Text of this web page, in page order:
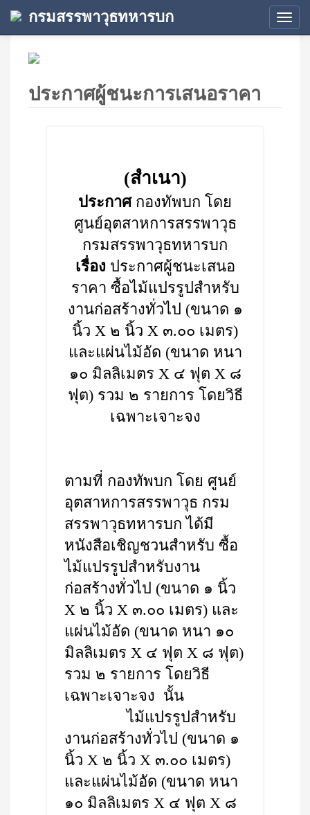
กรมสรรพาวุธทหารบก
ประกาศผู้ชนะการเสนอราคา
(สำเนา)
ประกาศกองทัพบก โดย
ศูนย์อุตสาหการสรรพาวุธ
กรมสรรพาวุธทหารบก
เรื่อง ประกาศผู้ชนะเสนอ
ราคา ซื้อไม้แปรรูปสำหรับ
งานก่อสร้างทั่วไป (ขนาด ๑
นิ้ว X ๒ นิ้ว X ๓.๐๐ เมตร)
และแผ่นไม้อัด (ขนาด หนา
๑๐ มิลลิเมตร X ๔ ฟุต X ๘
ฟุต) รวม ๒ รายการ โดยวิธี
เฉพาะเจาะจง
ตามที่ กองทัพบก โดย ศูนย์
อุตสาหการสรรพาวุธ กรม
สรรพาวุธทหารบก ได้มี
หนังสือเชิญชวนสำหรับ ซื้อ
ไม้แปรรูปสำหรับงาน
ก่อสร้างทั่วไป (ขนาด ๑ นิ้ว
X ๒ นิ้ว X ๓.๐๐ เมตร) และ
แผ่นไม้อัด (ขนาด หนา ๑๐
มิลลิเมตร X ๔ ฟุต X ๘ ฟุต)
รวม ๒ รายการ โดยวิธี
เฉพาะเจาะจง นั้น
ไม้แปรรูปสำหรับ
งานก่อสร้างทั่วไป (ขนาด ๑
นิ้ว X ๒ นิ้ว X ๓.๐๐ เมตร)
และแผ่นไม้อัด (ขนาด หนา
๑๐ มิลลิเมตร X ๔ ฟุต X ๘